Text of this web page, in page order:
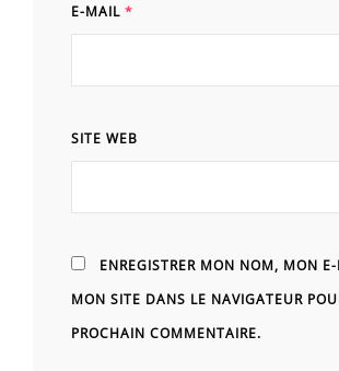
E-MAIL *
SITE WEB
ENREGISTRER MON NOM, MON
MON SITE DANS LE NAVIGATEUR
PROCHAIN COMMENTAIRE.